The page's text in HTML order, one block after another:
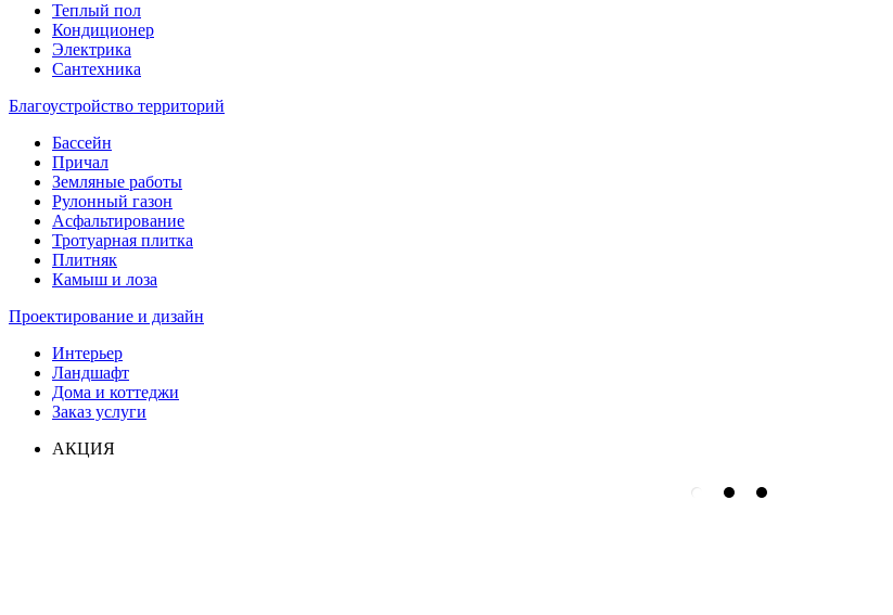
Теплый пол
Кондиционер
Электрика
Сантехника
Благоустройство территорий
Бассейн
Причал
Земляные работы
Рулонный газон
Асфальтирование
Тротуарная плитка
Плитняк
Камыш и лоза
Проектирование и дизайн
Интерьер
Ландшафт
Дома и коттеджи
Заказ услуги
АКЦИЯ